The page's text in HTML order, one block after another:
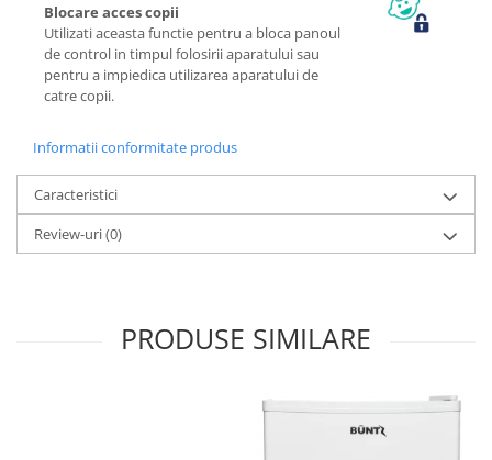
Blocare acces copii
Utilizati aceasta functie pentru a bloca panoul
de control in timpul folosirii aparatului sau
pentru a impiedica utilizarea aparatului de
catre copii.
Informatii conformitate produs
Caracteristici
Review-uri(0)
PRODUSE SIMILARE